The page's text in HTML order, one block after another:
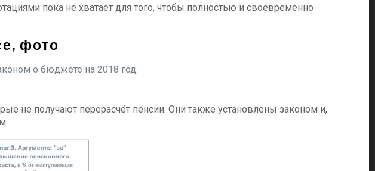
пока не хватает для того, чтобы полностью и своевременно
фото
о бюджете на 2018 год.
не получают перерасчёт пенсии. Они также установлены законом и,